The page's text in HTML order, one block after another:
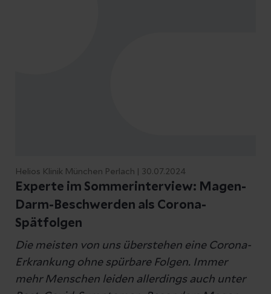
Westfalen e.V. (gastronrw.de)
Helios Klinik München Perlach | 30.07.2024
Experte im Sommerinterview: Magen-
Darm-Beschwerden als Corona-
Spätfolgen
Die meisten von uns überstehen eine Corona-
Erkrankung ohne spürbare Folgen. Immer
mehr Menschen leiden allerdings auch unter